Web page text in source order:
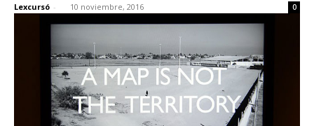
Lexcursó - 10 noviembre, 2016 0